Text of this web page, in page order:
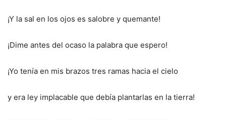
¡Y la sal en los ojos es salobre y quemante!
¡Dime antes del ocaso la palabra que espero!
¡Yo tenía en mis brazos tres ramas hacia el cielo
y era ley implacable que debía plantarlas en la tierra!